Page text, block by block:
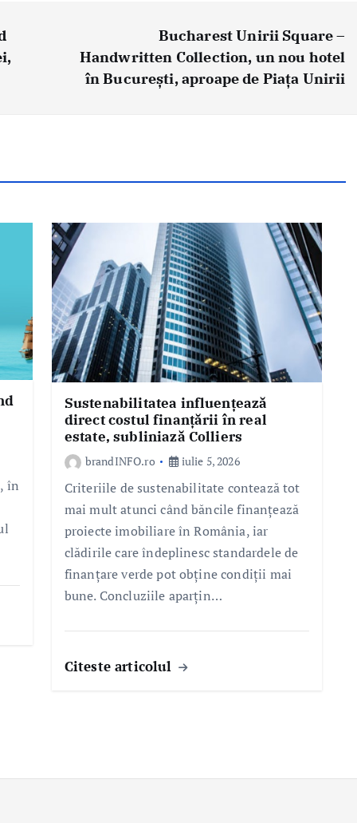
Bucharest Unirii Square –
Handwritten Collection, un nou hotel
în București, aproape de Piața Unirii
în
Sustenabilitatea influențează
direct costul finanțării în real
estate, subliniază Colliers
brandINFO.ro iulie 5, 2026
Criteriile de sustenabilitate contează tot
mai mult atunci când băncile finanțează
proiecte imobiliare în România, iar
clădirile care îndeplinesc standardele de
finanțare verde pot obține condiții mai
bune. Concluziile aparțin…
Citeste articolul